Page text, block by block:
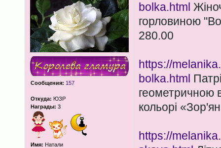
Сообщения: 157
Откуда: ЮЗР
Награды: 3
Имя: Натали
bolka.html
горловиною
280.00
https://
bolka.html
геометричною
кольорі
https://